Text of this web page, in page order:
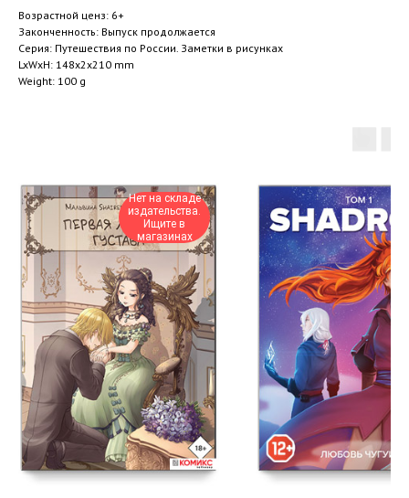
Возрастной ценз: 6+
Законченность: Выпуск продолжается
Серия: Путешествия по России. Заметки в рисунках
LxWxH: 148x2x210 mm
Weight: 100 g
Нет на складе
издательства.
Ищите в
магазинах